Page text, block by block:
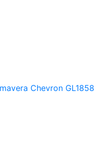
Chevron GL1858